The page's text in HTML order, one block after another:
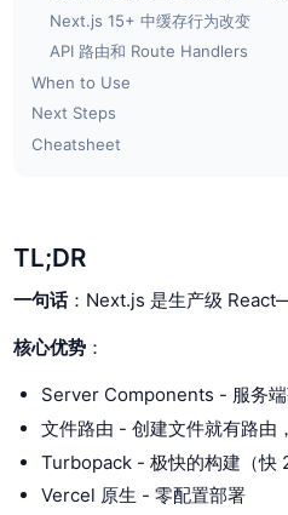
Next.js 15+ 中缓存行为改变
API 路由和 Route Handlers
When to Use
Next Steps
Cheatsheet
TL;DR
一句话：Next.js 是生产级
核心优势 ：
Server Components - 服务
文件路由 - 创建文件就有路由
Turbopack - 极快的构建（快
Vercel 原生 - 零配置部署